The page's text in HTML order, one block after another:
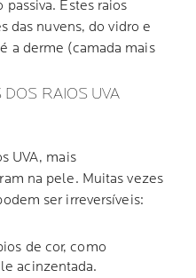
Estes raios
das nuvens, do vidro e
a derme (camada mais
DOS RAIOS UVA
UVA, mais
na pele. Muitas vezes
ser irreversíveis:
de cor, como
acinzentada.